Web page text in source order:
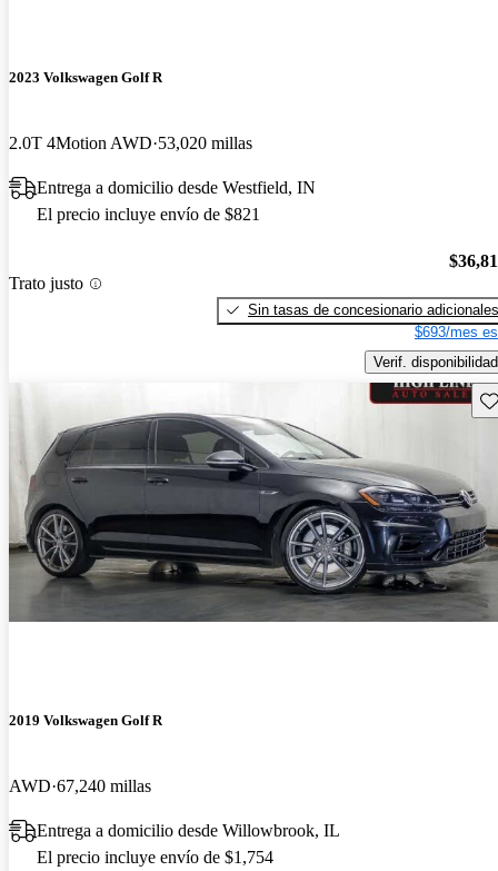
2023 Volkswagen Golf R
2.0T 4Motion AWD 53,020 millas
Entrega a domicilio desde Westfield, IN
El precio incluye envío de $821
Trato justo
Sin tasas de concesionario adicionales
$693/mes
Verif. disponibilidad
2019 Volkswagen Golf R
AWD 67,240 millas
Entrega a domicilio desde Willowbrook, IL
El precio incluye envío de $1,754